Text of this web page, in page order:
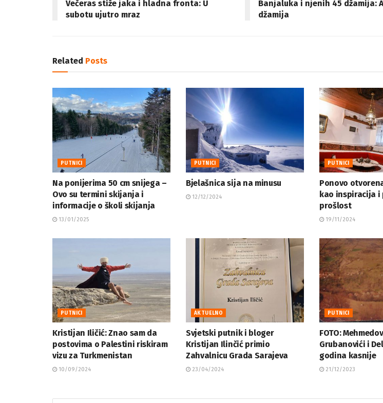
Večeras stiže jaka i hladna fronta: U
subotu ujutro mraz
Banjaluka i njenih 45 džamija:
džamija
Related Posts
PUTNICI
Na ponijerima 50 cm snijega –
Ovo su termini skijanja i
informacije o školi skijanja
13/01/2025
PUTNICI
Bjelašnica sija na minusu
12/12/2024
PUTNICI
Ponovo
kao inspiracija i
prošlost
19/11/2024
PUTNICI
Kristijan Iličić: Znao sam da
postovima o Palestini riskiram
vizu za Turkmenistan
10/09/2024
AKTUELNO
Svjetski putnik i bloger
Kristijan Ilinčić primio
Zahvalnicu Grada Sarajeva
23/04/2024
PUTNICI
FOTO:
Grubanovići i
godina kasnije
21/12/2023